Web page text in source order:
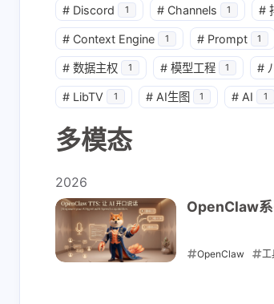
正在加载中...
# Discord 1 # Channels 1 #
# Context Engine 1 # Prompt 1
# 数据主权 1 # 模型工程 1 #
# LibTV 1 # AI生图 1 # AI 1
多模态
2026
OpenClaw
OpenClaw 工